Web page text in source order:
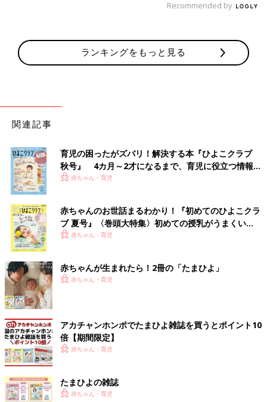
Recommended by
ランキングをもっと見る
関連記事
育児の困ったがズバリ！解決する本『ひよこクラブ
秋号』 4カ月～2才になるまで、育児に役立つ情報が
いっぱい！
赤ちゃん・育児
赤ちゃんのお世話まるわかり！『初めてのひよこクラ
ブ 夏号』〈巻頭大特集〉初めての授乳がうまくい
く！ おっぱい・ミルクの基本と夏のトラブル 解決テ
赤ちゃん・育児
赤ちゃんが生まれたら！2冊の「たまひよ」
赤ちゃん・育児
アカチャンホンポでたまひよ雑誌を買うとポイント10
倍【期間限定】
赤ちゃん・育児
たまひよの雑誌
赤ちゃん・育児